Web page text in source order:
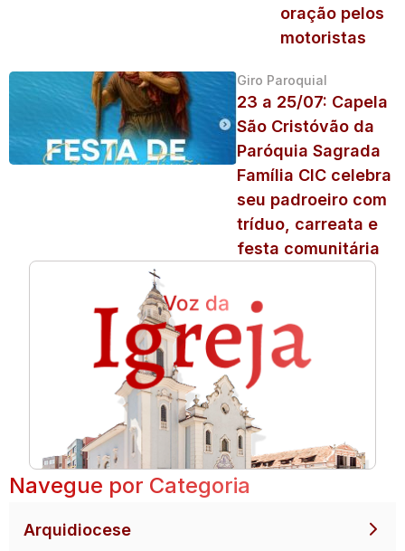
oração pelos
motoristas
Giro Paroquial
23 a 25/07: Capela
São Cristóvão da
Paróquia Sagrada
Família CIC celebra
seu padroeiro com
tríduo, carreata e
festa comunitária
Navegue por Categoria
Arquidiocese